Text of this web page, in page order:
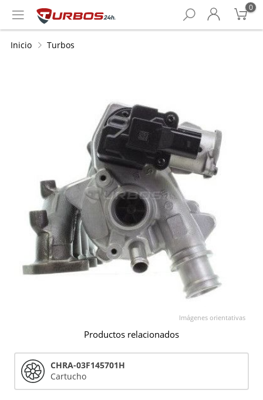
0
Inicio Turbos
Imágenes orientativas
Productos relacionados
CHRA-03F145701H
Cartucho